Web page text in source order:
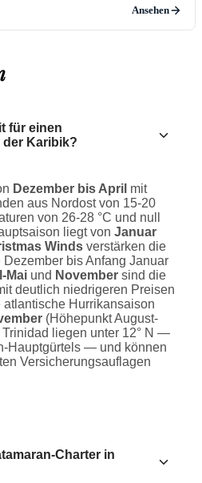
Ansehen
für einen
der Karibik?
Dezember bis April mit
aus Nordost von 15-20
von 26-28 °C und null
liegt von Januar
Winds verstärken die
bis Anfang Januar
Mai und November sind die
deutlich niedrigeren Preisen
atlantische Hurrikansaison
(Höhepunkt August-
liegen unter 12° N —
Hauptgürtels — und können
Versicherungsauflagen
Charter in